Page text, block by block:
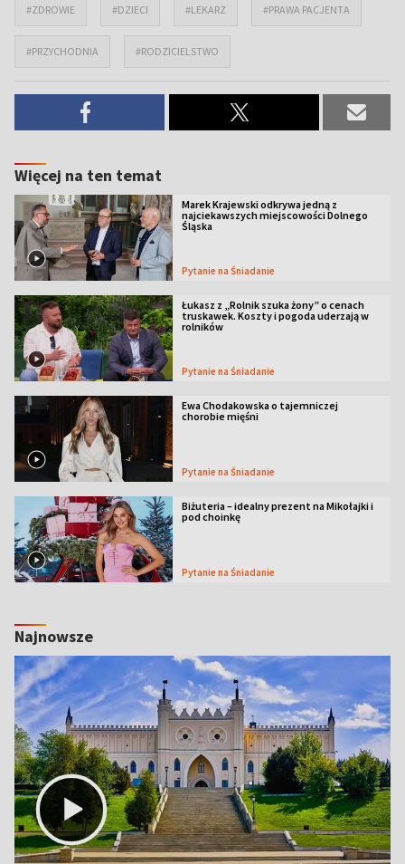
#ZDROWIE #DZIECI #LEKARZ #PRAWA PACJENTA
#PRZYCHODNIA #RODZICIELSTWO
Więcej na ten temat
Marek Krajewski odkrywa jedną z
najciekawszych miejscowości Dolnego
Śląska
Pytanie na Śniadanie
Łukasz z „Rolnik szuka żony” o cenach
truskawek. Koszty i pogoda uderzają w
rolników
Pytanie na Śniadanie
Ewa Chodakowska o tajemniczej
chorobie mięśni
Pytanie na Śniadanie
Biżuteria – idealny prezent na Mikołajki i
pod choinkę
Pytanie na Śniadanie
Najnowsze